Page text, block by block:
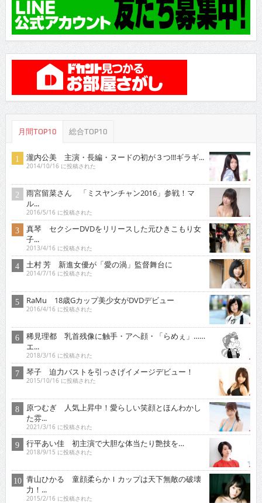
月間TOP10 総合TOP10
瀧内公美 主演・長編・ヌードの初が３つ!!!ギラギ...
2014/10/16 に投稿された
雨宮留菜さん 「ミスヤンチャン2016」参戦！マ
ル...
2016/5/16 に投稿された
真琴 セクシーDVDをリリースした元ひきこもり女
子...
2013/4/16 に投稿された
土村 芳 新進女優が「愛の渦」監督舞台に
2014/7/16 に投稿された
RaMu 18歳Gカップ美少女がDVDデビュー
2016/4/16 に投稿された
稀見理都 乳首残像に触手・アヘ顔・「らめぇ」……
エ...
2018/3/16 に投稿された
琴子 迫力バストを引っさげイメージデビュー！
2015/10/16 に投稿された
原つむぎ 人気上昇中！愛らしい笑顔とほんわかし
た雰...
2021/3/16 に投稿された
行平あい佳 初主演で大胆な体当たり艶技を…
2018/9/15 に投稿された
青山ひかる 童顔柔らかＩカップは天下無敵の破壊
力！...
2015/2/16 に投稿された